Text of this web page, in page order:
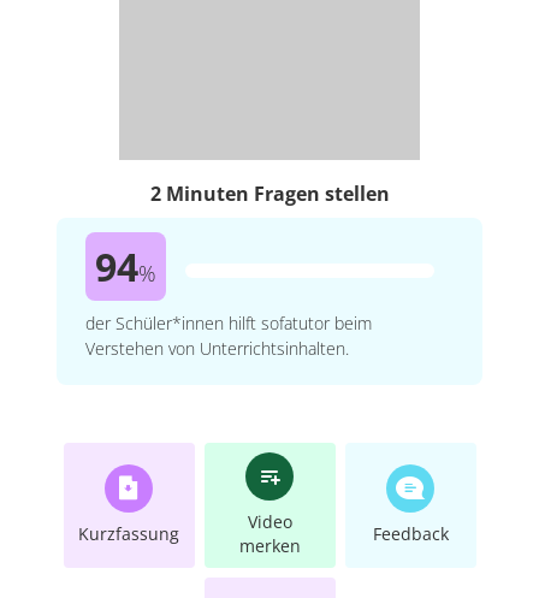
2 Minuten Fragen stellen
94%
der Schüler*innen hilft sofatutor beim
Verstehen von Unterrichtsinhalten.
Kurzfassung
Video
merken
Feedback